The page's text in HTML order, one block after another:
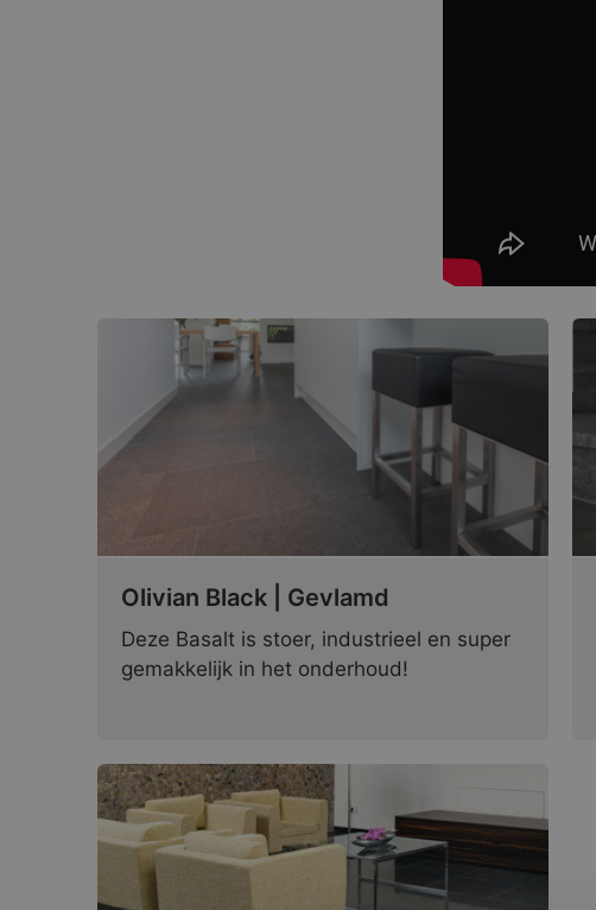
Olivian Black | Gevlamd
Deze Basalt is stoer, industrieel en super
gemakkelijk in het onderhoud!